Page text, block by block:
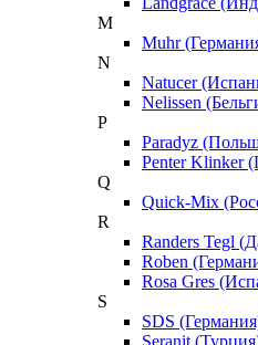
M
Muhr
N
Natucer
Nelissen
P
Paradyz
Penter Klinker
Q
Quick-Mix
R
Randers Tegl
Roben
Rosa Gres
S
SDS
Seranit